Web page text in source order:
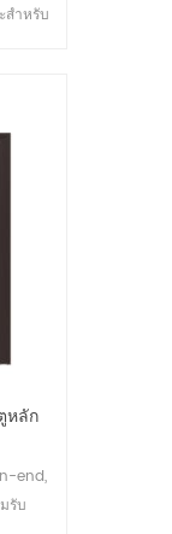
สำหรับ
หลัก
end,
รับ